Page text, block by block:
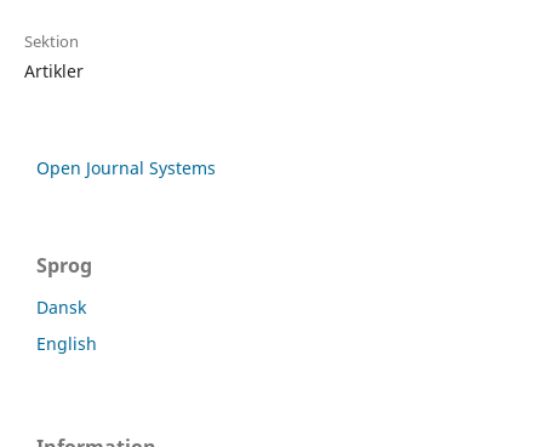
Sektion
Artikler
Open Journal Systems
Sprog
Dansk
English